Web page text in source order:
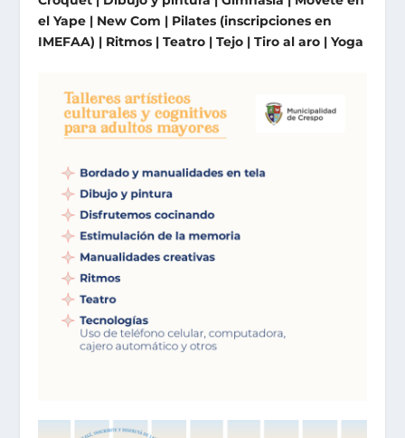
el Yape | New Com | Pilates (inscripciones en
IMEFAA) | Ritmos | Teatro | Tejo | Tiro al aro | Yoga